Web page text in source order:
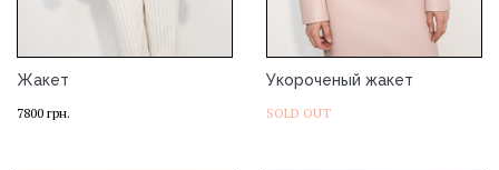
Жакет
7800 грн.
Укороченый жакет
SOLD OUT